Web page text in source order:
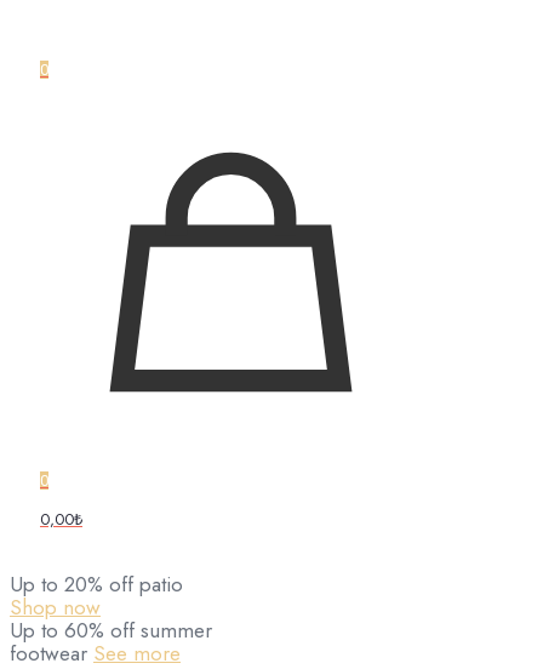
0
0
0,00₺
Up to 20% off patio
Shop now
Up to 60% off summer
footwear See more